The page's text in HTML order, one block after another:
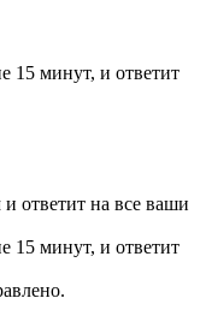
15 минут, и ответит
ответит на все ваши
15 минут, и ответит